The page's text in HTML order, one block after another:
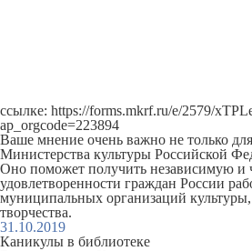
ссылке: https://forms.mkrf.ru/e/2579/
ap_orgcode=223894
Ваше мнение очень важно не только
Министерства культуры Российской
Оно поможет получить независимую и
удовлетворенности граждан России
муниципальных организаций
творчества.
31.10.2019
Каникулы в библиотеке